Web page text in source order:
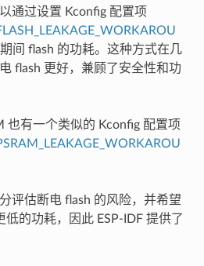
通过设置 Kconfig 配置项
间 flash 的功耗。这种方式在几
flash 更好，兼顾了安全性和功
也有一个类似的 Kconfig 配置项
评估断电 flash 的风险，并希望
的功耗，因此 ESP-IDF 提供了